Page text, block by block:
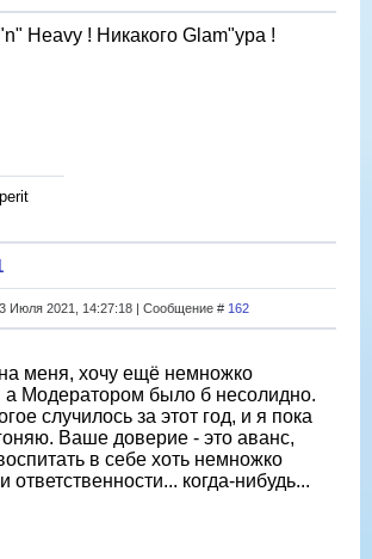
Heavy ! Никакого Glam"ура !
Июля 2021, 14:27:18 | Сообщение # 162
меня, хочу ещё немножко
а Модератором было б несолидно.
случилось за этот год, и я пока
Ваше доверие - это аванс,
в себе хоть немножко
ответственности... когда-нибудь...